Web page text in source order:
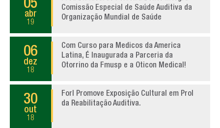
05
abr
19
Comissão Especial de Saúde Auditiva da
Organização Mundial de Saúde
06
dez
18
Com Curso para Medicos da America
Latina, É Inaugurada a Parceria da
Otorrino da Fmusp e a Oticon Medical!
30
out
18
Forl Promove Exposição Cultural em Prol
da Reabilitação Auditiva.